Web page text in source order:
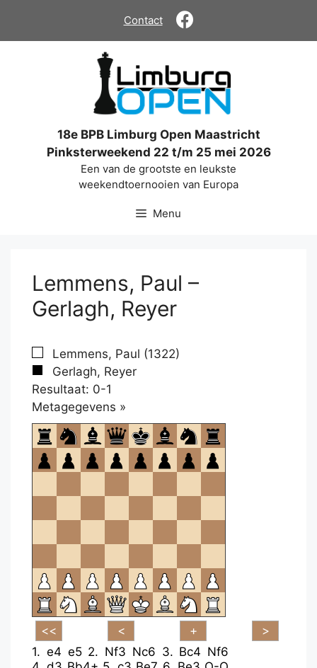
de
Contact
18e BPB Limburg Open Maastricht
Pinksterweekend 22 t/m 25 mei 2026
Een van de grootste en leukste
weekendtoernooien van Europa
Menu
Lemmens, Paul –
Gerlagh, Reyer
Lemmens, Paul (1322)
Gerlagh, Reyer
Resultaat: 0-1
Metagegevens »
om
te
openen.
1. e4 e5 2. Nf3 Nc6 3. Bc4 Nf6